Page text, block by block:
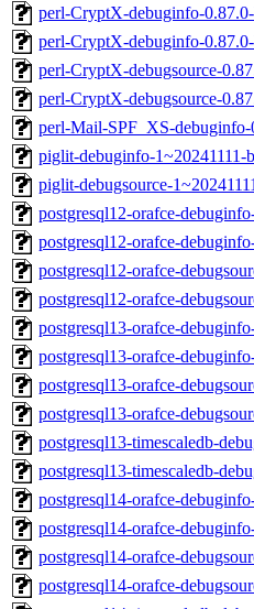
perl-CryptX-debuginfo-
perl-CryptX-debuginfo-
perl-CryptX-debugsource-
perl-CryptX-debugsource-
perl-Mail-SPF_XS-
piglit-debuginfo-1~20241111-
piglit-debugsource-
postgresql12-orafce-
postgresql12-orafce-
postgresql12-orafce-
postgresql12-orafce-
postgresql13-orafce-
postgresql13-orafce-
postgresql13-orafce-
postgresql13-orafce-
postgresql13-timescaledb-
postgresql13-timescaledb-
postgresql14-orafce-
postgresql14-orafce-
postgresql14-orafce-
postgresql14-orafce-